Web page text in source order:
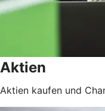
Aktien
Aktien kaufen und